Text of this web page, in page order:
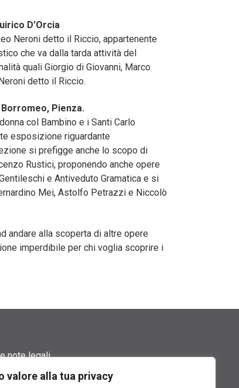
valore alla tua privacy
D’Orcia
Neroni detto il Riccio, appartenente
che va dalla tarda attività del
quali Giorgio di Giovanni, Marco
detto il Riccio.
Pienza.
col Bambino e i Santi Carlo
esposizione riguardante
si prefigge anche lo scopo di
Rustici, proponendo anche opere
e Antiveduto Gramatica e si
Mei, Astolfo Petrazzi e Niccolò
andare alla scoperta di altre opere
imperdibile per chi voglia scoprire i
note legali
di utilizzo